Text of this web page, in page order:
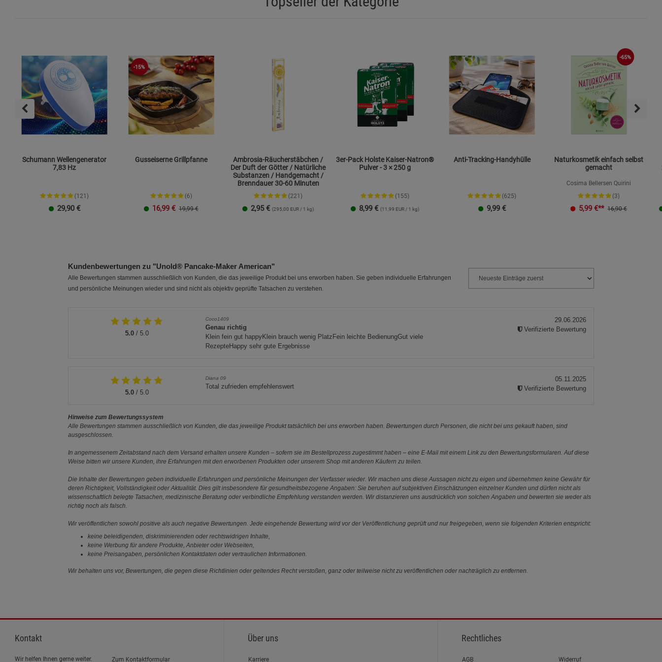
Schumann Wellengenerator
7,83 Hz
(121)
29,90 €
-15%
Gusseiserne Grillpfanne
(6)
16,99 € 19,99 €
Ambrosia-Räucherstäbchen /
Der Duft der Götter / Natürliche
Substanzen / Handgemacht /
Brenndauer 30-60 Minuten
(221)
2,95 € (295,00 EUR / 1 kg)
3er-Pack Holste Kaiser-Natron®
Pulver - 3 × 250 g
(155)
8,99 € (11,99 EUR / 1 kg)
Anti-Tracking-Handyhülle
(625)
9,99 €
-65%
Naturkosmetik einfach selbst
gemacht
Cosima Bellersen Quirini
(3)
5,99 €** 16,90 €
Kundenbewertungen zu "Unold® Pancake-Maker American"
Alle Bewertungen stammen ausschließlich von Kunden, die das jeweilige Produkt bei uns erworben haben. Sie geben individuelle Erfahrungen
und persönliche Meinungen wieder und sind nicht als objektiv geprüfte Tatsachen zu verstehen.
5.0/ 5.0
Coco1409
Genau richtig
Klein fein gut happyKlein brauch wenig PlatzFein leichte BedienungGut viele
RezepteHappy sehr gute Ergebnisse
29.06.2026
Verifizierte Bewertung
5.0/ 5.0
Diana 09
Total zufrieden empfehlenswert
05.11.2025
Verifizierte Bewertung
Hinweise zum Bewertungssystem
Alle Bewertungen stammen ausschließlich von Kunden, die das jeweilige Produkt tatsächlich bei uns erworben haben. Bewertungen durch Personen, die nicht bei uns gekauft haben, sind
ausgeschlossen.
In angemessenem Zeitabstand nach dem Versand erhalten unsere Kunden – sofern sie im Bestellprozess zugestimmt haben – eine E-Mail mit einem Link zu den Bewertungsformularen. Auf diese
Weise bitten wir unsere Kunden, ihre Erfahrungen mit den erworbenen Produkten oder unserem Shop mit anderen Käufern zu teilen.
Die Inhalte der Bewertungen geben individuelle Erfahrungen und persönliche Meinungen der Verfasser wieder. Wir machen uns diese Aussagen nicht zu eigen und übernehmen keine Gewähr für
deren Richtigkeit, Vollständigkeit oder Aktualität. Dies gilt insbesondere für gesundheitsbezogene Angaben: Sie beruhen auf subjektiven Einschätzungen einzelner Kunden und dürfen nicht als
wissenschaftlich belegte Tatsachen, medizinische Beratung oder verbindliche Empfehlung verstanden werden. Wir distanzieren uns ausdrücklich von solchen Angaben und bewerten sie weder als
richtig noch als falsch.
Wir veröffentlichen sowohl positive als auch negative Bewertungen. Jede eingehende Bewertung wird vor der Veröffentlichung geprüft und nur freigegeben, wenn sie folgenden Kriterien entspricht:
keine beleidigenden, diskriminierenden oder rechtswidrigen Inhalte,
keine Werbung für andere Produkte, Anbieter oder Webseiten,
keine Preisangaben, persönlichen Kontaktdaten oder vertraulichen Informationen.
Wir behalten uns vor, Bewertungen, die gegen diese Richtlinien oder geltendes Recht verstoßen, ganz oder teilweise nicht zu veröffentlichen oder nachträglich zu entfernen.
Kontakt
Wir helfen Ihnen gerne weiter. Zum Kontaktformular
Über uns
Karriere
Rechtliches
Link zum/zur
AGB Widerruf
Statistik Cookies (2)
Marketing Cookies (3) Marketing Cookies
Beschreibung Marketing Cookies
anzeigen
Datenschutzerklärung